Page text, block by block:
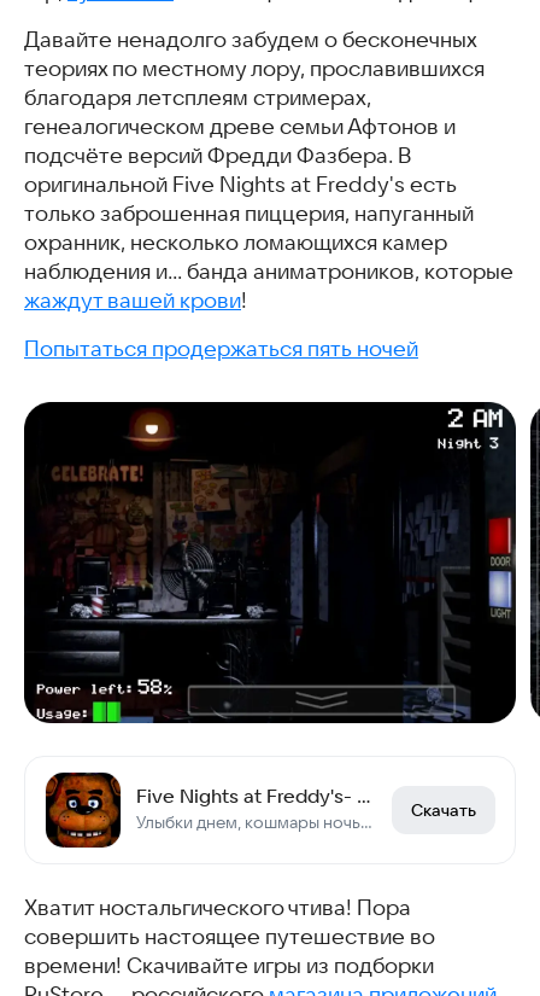
Давайте ненадолго забудем о бесконечных
теориях по местному лору, прославившихся
благодаря летсплеям стримерах,
генеалогическом древе семьи Афтонов и
подсчёте версий Фредди Фазбера. В
оригинальной Five Nights at Freddy's есть
только заброшенная пиццерия, напуганный
охранник, несколько ломающихся камер
наблюдения и… банда аниматроников, которые
жаждут вашей крови!
Попытаться продержаться пять ночей
Five Nights at Freddy's- DEMO
Улыбки днем, кошмары ночью: выживешь 5 ночей с Фредди?
Скачать
Хватит ностальгического чтива! Пора
совершить настоящее путешествие во
времени! Скачивайте игры из подборки